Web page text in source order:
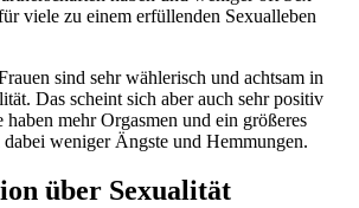
viele zu einem erfüllenden Sexualleben
sind sehr wählerisch und achtsam in
Das scheint sich aber auch sehr positiv
mehr Orgasmen und ein größeres
weniger Ängste und Hemmungen.
über Sexualität